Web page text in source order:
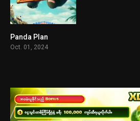
Panda Plan
Oct. 01, 2024